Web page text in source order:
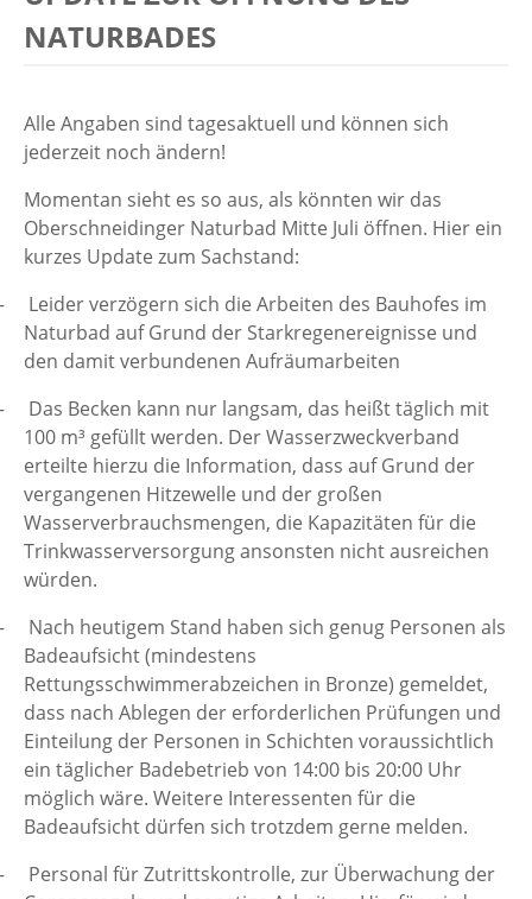
NATURBADES
Alle Angaben sind tagesaktuell und können sich
jederzeit noch ändern!
Momentan sieht es so aus, als könnten wir das
Oberschneidinger Naturbad Mitte Juli öffnen. Hier ein
kurzes Update zum Sachstand:
Leider verzögern sich die Arbeiten des Bauhofes im
Naturbad auf Grund der Starkregenereignisse und
den damit verbundenen Aufräumarbeiten
Das Becken kann nur langsam, das heißt täglich mit
100 m³ gefüllt werden. Der Wasserzweckverband
erteilte hierzu die Information, dass auf Grund der
vergangenen Hitzewelle und der großen
Wasserverbrauchsmengen, die Kapazitäten für die
Trinkwasserversorgung ansonsten nicht ausreichen
würden.
Nach heutigem Stand haben sich genug Personen als
Badeaufsicht (mindestens
Rettungsschwimmerabzeichen in Bronze) gemeldet,
dass nach Ablegen der erforderlichen Prüfungen und
Einteilung der Personen in Schichten voraussichtlich
ein täglicher Badebetrieb von 14:00 bis 20:00 Uhr
möglich wäre. Weitere Interessenten für die
Badeaufsicht dürfen sich trotzdem gerne melden.
Personal für Zutrittskontrolle, zur Überwachung der